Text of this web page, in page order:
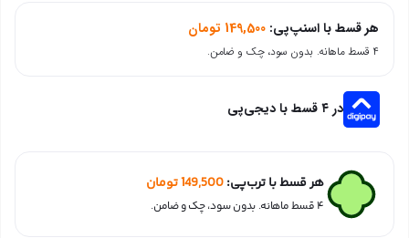
هر قسط با اسنپ‌پی: 149,500 تومان
۴ قسط ماهانه. بدون سود، چک و ضامن.
در ۴ قسط با دیجی‌پی
هر قسط با ترب‌پی:149,500تومان
۴ قسط ماهانه. بدون سود، چک و ضامن.